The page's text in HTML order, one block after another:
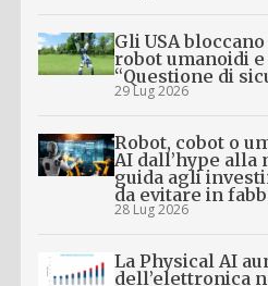
Gli USA
robot umanoidi
“Questione di
29 Lug 2026
Robot, cobot o
AI dall’hype
guida agli
da evitare in
28 Lug 2026
La Physical AI
dell’elettronica